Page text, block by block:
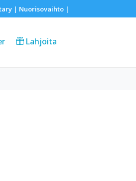
| Nuorisovaihto|
Lahjoita